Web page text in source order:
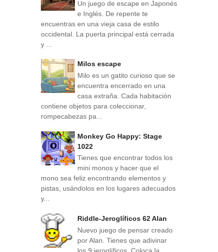
Un juego de escape en Japonés
e Inglés. De repente te
encuentras en una vieja casa de estilo
occidental. La puerta principal está cerrada
y ...
Milos escape
Milo es un gatito curioso que se
encuentra encerrado en una
casa extraña. Cada habitación
contiene objetos para coleccionar,
rompecabezas pa...
Monkey Go Happy: Stage
1022
Tienes que encontrar todos los
mini monos y hacer que el
mono sea feliz encontrando elementos y
pistas, usándolos en los lugares adecuados
y...
Riddle-Jeroglíficos 62 Alan
Nuevo juego de pensar creado
por Alan. Tienes que adivinar
los 9 jeroglíficos. Coloca la